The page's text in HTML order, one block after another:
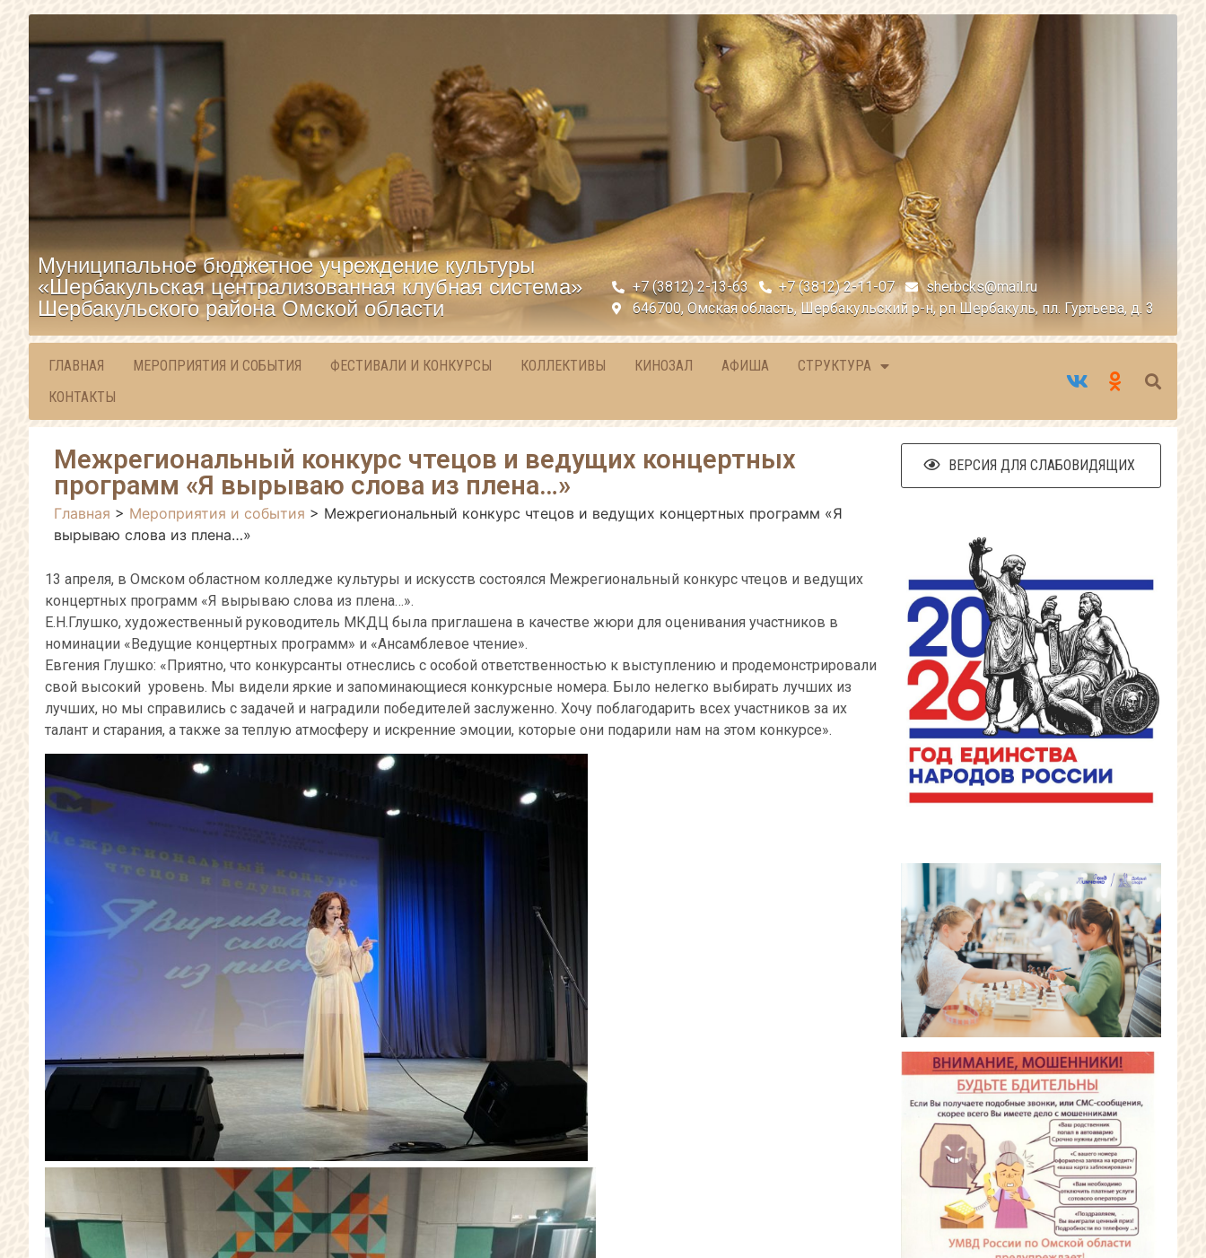
Муниципальное бюджетное учреждение культуры
«Шербакульская централизованная клубная система»
Шербакульского района Омской области
+7 (3812) 2-13-63 +7 (3812) 2-11-07
sherbcks@mail.ru
646700, Омская область, Шербакульский р-н, рп Шербакуль, пл. Гуртьева, д. 3
ГЛАВНАЯ МЕРОПРИЯТИЯ И СОБЫТИЯ ФЕСТИВАЛИ И КОНКУРСЫ КОЛЛЕКТИВЫ КИНОЗАЛ АФИША
СТРУКТУРА
КОНТАКТЫ
Межрегиональный конкурс чтецов и ведущих концертных
программ «Я вырываю слова из плена…»
Главная > Мероприятия и события > Межрегиональный конкурс чтецов и ведущих концертных программ «Я
вырываю слова из плена…»
13 апреля, в Омском областном колледже культуры и искусств состоялся Межрегиональный конкурс чтецов и ведущих
концертных программ «Я вырываю слова из плена…».
Е.Н.Глушко, художественный руководитель МКДЦ была приглашена в качестве жюри для оценивания участников в
номинации «Ведущие концертных программ» и «Ансамблевое чтение».
Евгения Глушко: «Приятно, что конкурсанты отнеслись с особой ответственностью к выступлению и продемонстрировали
свой высокий уровень. Мы видели яркие и запоминающиеся конкурсные номера. Было нелегко выбирать лучших из
лучших, но мы справились с задачей и наградили победителей заслуженно. Хочу поблагодарить всех участников за их
талант и старания, а также за теплую атмосферу и искренние эмоции, которые они подарили нам на этом конкурсе».
ВЕРСИЯ ДЛЯ СЛАБОВИДЯЩИХ